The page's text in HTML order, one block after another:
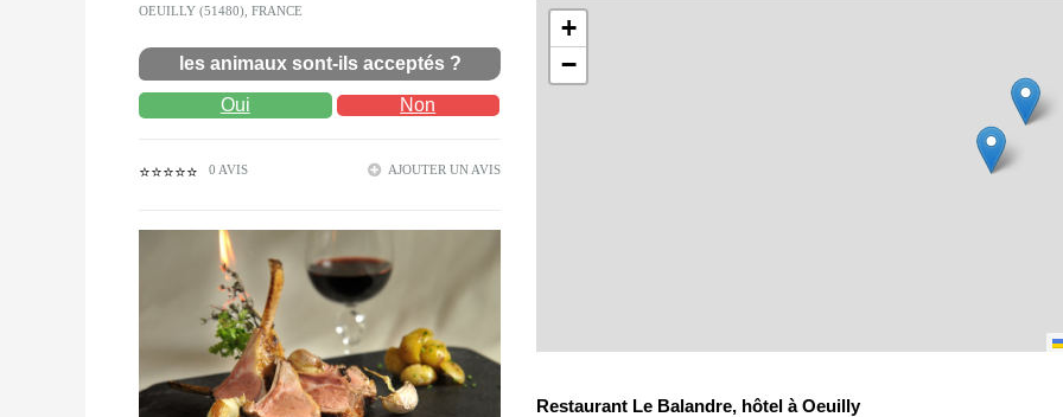
OEUILLY (51480), FRANCE
les animaux sont-ils acceptés ?
Oui Non
⭐⭐⭐⭐⭐ 0 AVIS AJOUTER UN AVIS
+
−
Restaurant Le Balandre, hôtel à Oeuilly